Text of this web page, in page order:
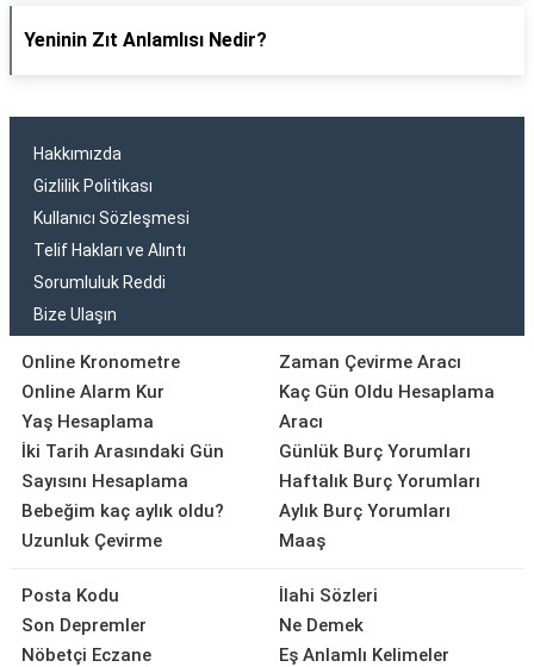
Yeninin Zıt Anlamlısı Nedir?
Hakkımızda
Gizlilik Politikası
Kullanıcı Sözleşmesi
Telif Hakları ve Alıntı
Sorumluluk Reddi
Bize Ulaşın
Online Kronometre
Online Alarm Kur
Yaş Hesaplama
İki Tarih Arasındaki Gün
Sayısını Hesaplama
Bebeğim kaç aylık oldu?
Uzunluk Çevirme
Zaman Çevirme Aracı
Kaç Gün Oldu Hesaplama
Aracı
Günlük Burç Yorumları
Haftalık Burç Yorumları
Aylık Burç Yorumları
Maaş
Posta Kodu
Son Depremler
Nöbetçi Eczane
İlahi Sözleri
Ne Demek
Eş Anlamlı Kelimeler